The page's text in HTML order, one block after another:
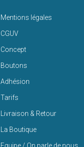
Mentions légales
CGUV
Concept
Boutons
Adhésion
Tarifs
Livraison & Retour
La Boutique